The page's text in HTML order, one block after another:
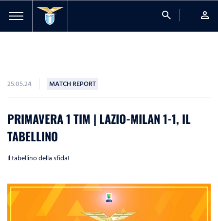
search person
25.05.24 MATCH REPORT
PRIMAVERA 1 TIM | LAZIO-MILAN 1-1, IL
TABELLINO
Il tabellino della sfida!